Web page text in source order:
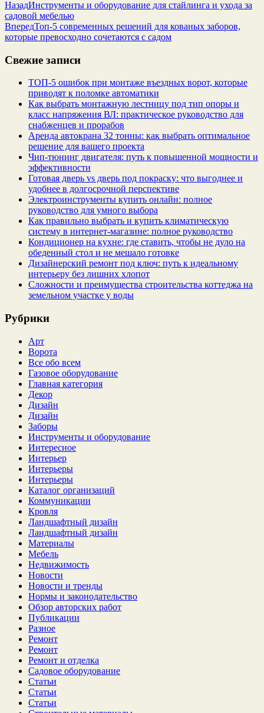
НазадИнструменты и оборудование для стайлинга и ухода за
садовой мебелью
ВпередТоп-5 современных решений для кованых заборов,
которые превосходно сочетаются с садом
Свежие записи
ТОП-5 ошибок при монтаже въездных ворот, которые
приводят к поломке автоматики
Как выбрать монтажную лестницу под тип опоры и
класс напряжения ВЛ: практическое руководство для
снабженцев и прорабов
Аренда автокрана 32 тонны: как выбрать оптимальное
решение для вашего проекта
Чип‑тюнинг двигателя: путь к повышенной мощности и
эффективности
Готовая дверь vs дверь под покраску: что выгоднее и
удобнее в долгосрочной перспективе
Электроинструменты купить онлайн: полное
руководство для умного выбора
Как правильно выбрать и купить климатическую
систему в интернет‑магазине: полное руководство
Кондиционер на кухне: где ставить, чтобы не дуло на
обеденный стол и не мешало готовке
Дизайнерский ремонт под ключ: путь к идеальному
интерьеру без лишних хлопот
Сложности и преимущества строительства коттеджа на
земельном участке у воды
Рубрики
Арт
Ворота
Все обо всем
Газовое оборудование
Главная категория
Декор
Дизайн
Дизайн
Заборы
Инструменты и оборудование
Интересное
Интерьер
Интерьеры
Интерьеры
Каталог организаций
Коммуникации
Кровля
Ландшафтный дизайн
Ландшафтный дизайн
Материалы
Мебель
Недвижимость
Новости
Новости и тренды
Нормы и законодательство
Обзор авторских работ
Публикации
Разное
Ремонт
Ремонт
Ремонт и отделка
Садовое оборудование
Статьи
Статьи
Статьи